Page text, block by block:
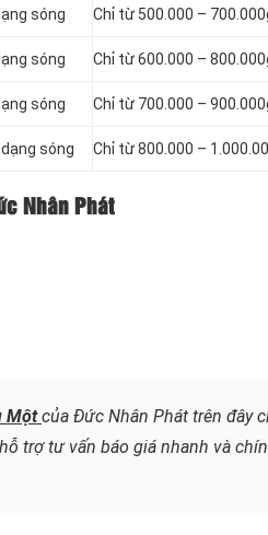
sóng Chỉ từ 500.000 –
sóng Chỉ từ 600.000 –
sóng Chỉ từ 700.000 –
sóng Chỉ từ 800.000 –
Nhân Phát
Mộtcủa Đức Nhân Phát trên đây
trợ tư vấn báo giá nhanh và